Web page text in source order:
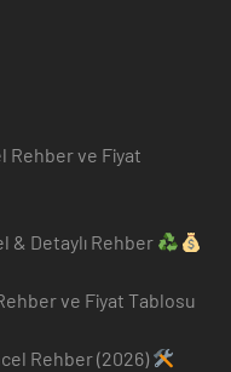
Rehber ve Fiyat
& Detaylı Rehber
ve Fiyat Tablosu
Rehber (2026)